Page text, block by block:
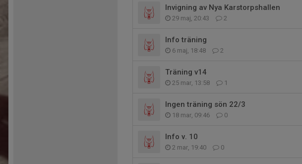
Invigning av Nya Karstorpshallen
29 maj, 20:43 2
Info träning
6 maj, 18:48 2
Träning v14
25 mar, 13:58 1
Ingen träning sön 22/3
18 mar, 09:46 0
Info v. 10
2 mar, 19:40 0